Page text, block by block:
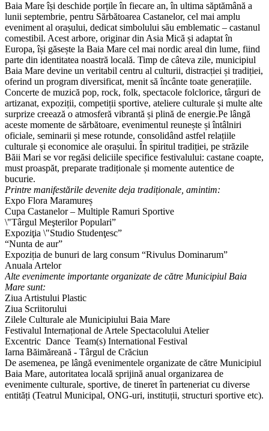
Baia Mare își deschide porțile în fiecare an, în ultima săptămână a
lunii septembrie, pentru Sărbătoarea Castanelor, cel mai amplu
eveniment al orașului, dedicat simbolului său emblematic – castanul
comestibil. Acest arbore, originar din Asia Mică și adaptat în
Europa, își găsește la Baia Mare cel mai nordic areal din lume, fiind
parte din identitatea noastră locală. Timp de câteva zile, municipiul
Baia Mare devine un veritabil centru al culturii, distracției și tradiției,
oferind un program diversificat, menit să încânte toate generațiile.
Concerte de muzică pop, rock, folk, spectacole folclorice, târguri de
artizanat, expoziții, competiții sportive, ateliere culturale și multe alte
surprize creează o atmosferă vibrantă și plină de energie.Pe lângă
aceste momente de sărbătoare, evenimentul reunește și întâlniri
oficiale, seminarii și mese rotunde, consolidând astfel relațiile
culturale și economice ale orașului. În spiritul tradiției, pe străzile
Băii Mari se vor regăsi deliciile specifice festivalului: castane coapte,
must proaspăt, preparate tradiționale și momente autentice de
bucurie.
Printre manifestările devenite deja tradiționale, amintim:
Expo Flora Maramureș
Cupa Castanelor – Multiple Ramuri Sportive
\"Târgul Meşterilor Populari”
Expoziţia \"Studio Studenţesc”
“Nunta de aur”
Expoziția de bunuri de larg consum “Rivulus Dominarum”
Anuala Artelor
Alte evenimente importante organizate de către Municipiul Baia
Mare sunt:
Ziua Artistului Plastic
Ziua Scriitorului
Zilele Culturale ale Municipiului Baia Mare
​Festivalul Internațional de Artele Spectacolului Atelier
Excentric Dance Team(s) International Festival
Iarna Băimăreană - Târgul de Crăciun
​De asemenea, pe lângă evenimentele organizate de către Municipiul
Baia Mare, autoritatea locală sprijină anual organizarea de
evenimente culturale, sportive, de tineret în parteneriat cu diverse
entități (Teatrul Municipal, ONG-uri, instituții, structuri sportive etc).